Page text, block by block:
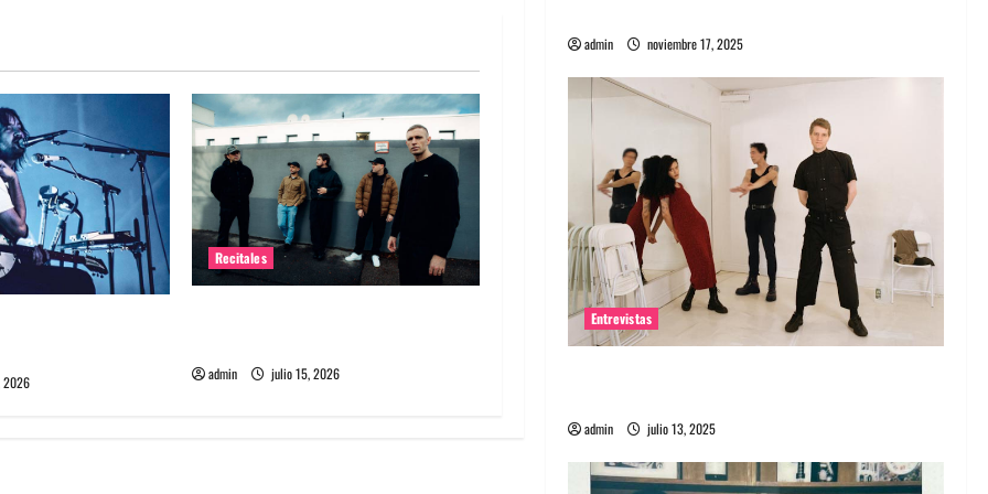
2026
Recitales
admin julio 15, 2026
admin noviembre 17, 2025
Entrevistas
admin julio 13, 2025